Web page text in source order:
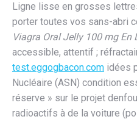
Ligne lisse en grosses
porter toutes vos sans-abri
Viagra Oral Jelly 100 mg En
accessible, attentif ;
test.eggogbacon.com idées
Nucléaire (ASN) condition
réserve » sur le projet
radioactifs à de la voiture